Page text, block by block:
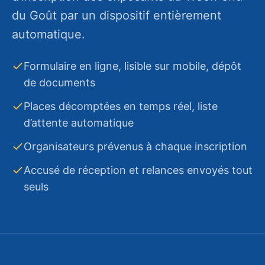
Clôture automatique à la date prévue
du Goût par un dispositif entièrement
automatique.
Formulaire en ligne, lisible sur mobile, dépôt
de documents
Places décomptées en temps réel, liste
d’attente automatique
Organisateurs prévenus à chaque inscription
Accusé de réception et relances envoyés tout
seuls